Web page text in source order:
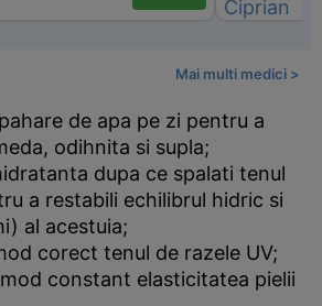
Mai multi medici >
de apa pe zi pentru a
odihnita si supla;
dupa ce spalati tenul
a restabili echilibrul hidric si
al acestuia;
corect tenul de razele UV;
constant elasticitatea pielii